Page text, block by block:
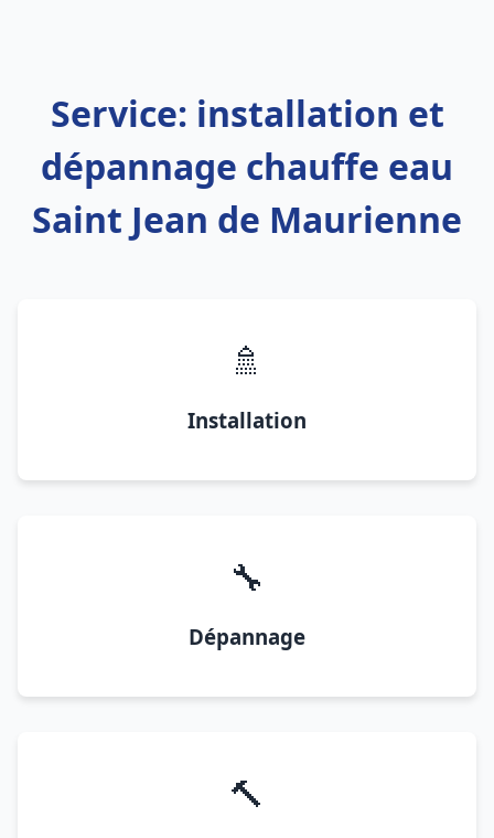
Service: installation et
dépannage chauffe eau
Saint Jean de Maurienne
🚿
Installation
🔧
Dépannage
🔨